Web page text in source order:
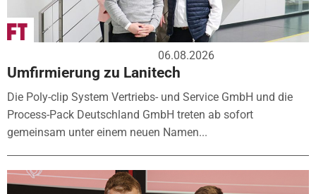
06.08.2026
Umfirmierung zu Lanitech
Die Poly-clip System Vertriebs- und Service GmbH und die
Process-Pack Deutschland GmbH treten ab sofort
gemeinsam unter einem neuen Namen...